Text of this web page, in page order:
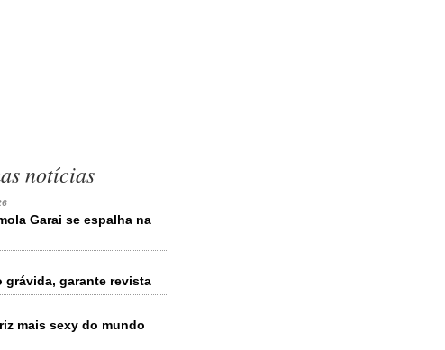
notícias
Garai se espalha na
grávida, garante revista
mais sexy do mundo